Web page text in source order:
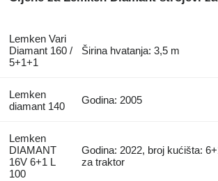
Lemken Vari
Diamant 160 /
5+1+1
Širina hvatanja: 3,5 m
Lemken
diamant 140
Godina: 2005
Lemken
DIAMANT
16V 6+1 L
100
Godina: 2022, broj kućišta:
za traktor